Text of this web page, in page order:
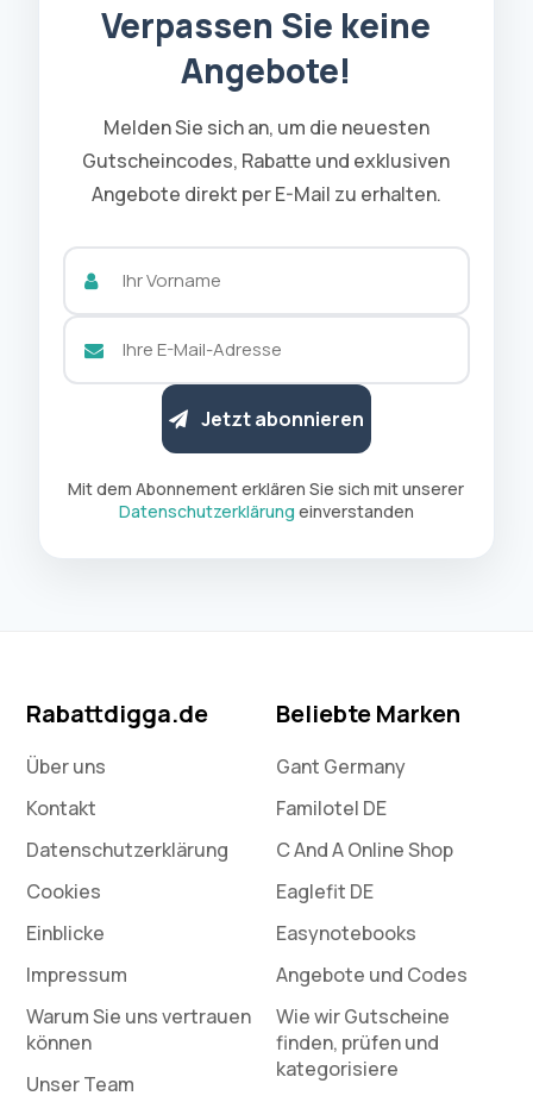
Verpassen Sie keine
Angebote!
Melden Sie sich an, um die neuesten
Gutscheincodes, Rabatte und exklusiven
Angebote direkt per E-Mail zu erhalten.
Jetzt abonnieren
Mit dem Abonnement erklären Sie sich mit unserer
Datenschutzerklärung einverstanden
Rabattdigga.de
Über uns
Kontakt
Datenschutz­erklärung
Cookies
Einblicke
Impressum
Warum Sie uns vertrauen
können
Unser Team
Beliebte Marken
Gant Germany
Familotel DE
C And A Online Shop
Eaglefit DE
Easynotebooks
Angebote und Codes
Wie wir Gutscheine
finden, prüfen und
kategorisiere